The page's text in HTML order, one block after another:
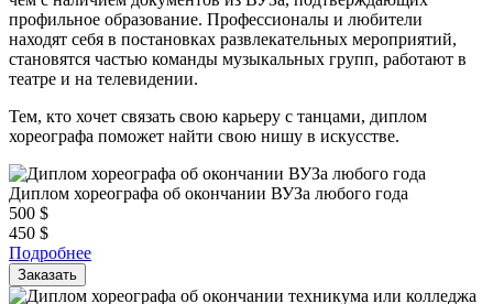
профильное образование. Профессионалы и любители
находят себя в постановках развлекательных мероприятий,
становятся частью команды музыкальных групп, работают в
театре и на телевидении.
Тем, кто хочет связать свою карьеру с танцами, диплом
хореографа поможет найти свою нишу в искусстве.
Диплом хореографа об окончании ВУЗа любого года
500 $
450 $
Подробнее
Заказать